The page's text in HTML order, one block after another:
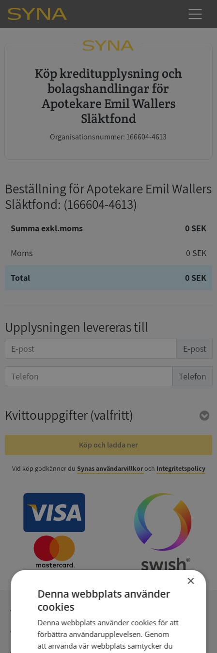
Köp kreditupplysning och
bolagshandlingar för
Apotekare Emil Wallers
Släktfond
Organisationsnummer: 166604-4613
Beställning för Apotekare Emil Wallers
Släktfond: (166604-4613)
Summa exkl.moms 0 SEK
Moms 0 SEK
Total 0 SEK
Upplysningen levereras till
E-post
Telefon
Kvittouppgifter(valfritt)
Köp och ladda ner
Vid köp godkänner du Synas användarvillkoroch Integritetspolicy
Inga kopior till omfrågad
Säker betalning med stripe
×
Denna webbplats använder
cookies
Denna webbplats använder cookies för att
förbättra användarupplevelsen. Genom
att använda vår webbplats samtycker du